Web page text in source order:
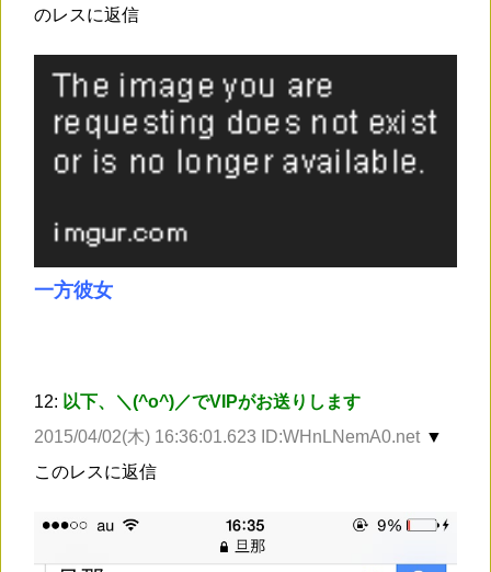
のレスに返信
一方彼女
12: 以下、＼(^o^)／でVIPがお送りします
2015/04/02(木) 16:36:01.623 ID:WHnLNemA0.net ▼
このレスに返信